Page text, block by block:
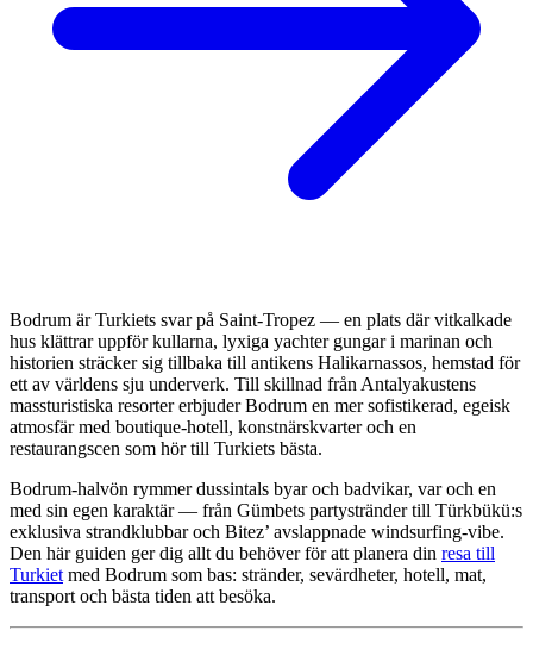
Bodrum är Turkiets svar på Saint-Tropez — en plats där vitkalkade
hus klättrar uppför kullarna, lyxiga yachter gungar i marinan och
historien sträcker sig tillbaka till antikens Halikarnassos, hemstad för
ett av världens sju underverk. Till skillnad från Antalyakustens
massturistiska resorter erbjuder Bodrum en mer sofistikerad, egeisk
atmosfär med boutique-hotell, konstnärskvarter och en
restaurangscen som hör till Turkiets bästa.
Bodrum-halvön rymmer dussintals byar och badvikar, var och en
med sin egen karaktär — från Gümbets partystränder till Türkbükü:s
exklusiva strandklubbar och Bitez’ avslappnade windsurfing-vibe.
Den här guiden ger dig allt du behöver för att planera din resa till
Turkiet med Bodrum som bas: stränder, sevärdheter, hotell, mat,
transport och bästa tiden att besöka.